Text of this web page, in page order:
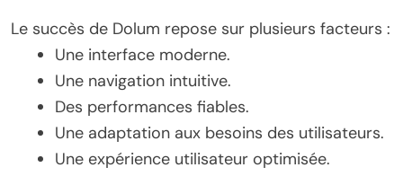
Le succès de Dolum repose sur plusieurs facteurs :
Une interface moderne.
Une navigation intuitive.
Des performances fiables.
Une adaptation aux besoins des utilisateurs.
Une expérience utilisateur optimisée.